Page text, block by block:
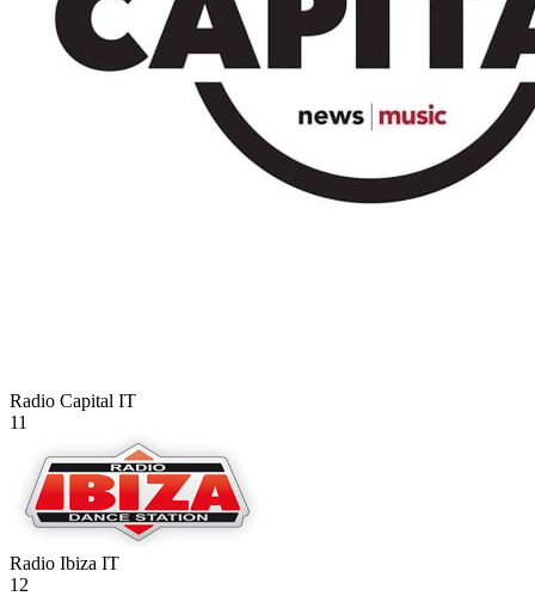
Radio Capital IT
11
Radio Ibiza IT
12